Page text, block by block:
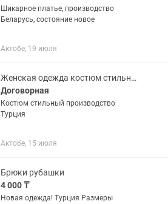
Шикарное платье, производство
Беларусь, состояние новое
Актобе, 19 июля
Женская одежда костюм стильный
Договорная
Костюм стильный производство
Турция
Актобе, 15 июля
Брюки рубашки
4 000 ₸
Новая одежда! Турция Размеры